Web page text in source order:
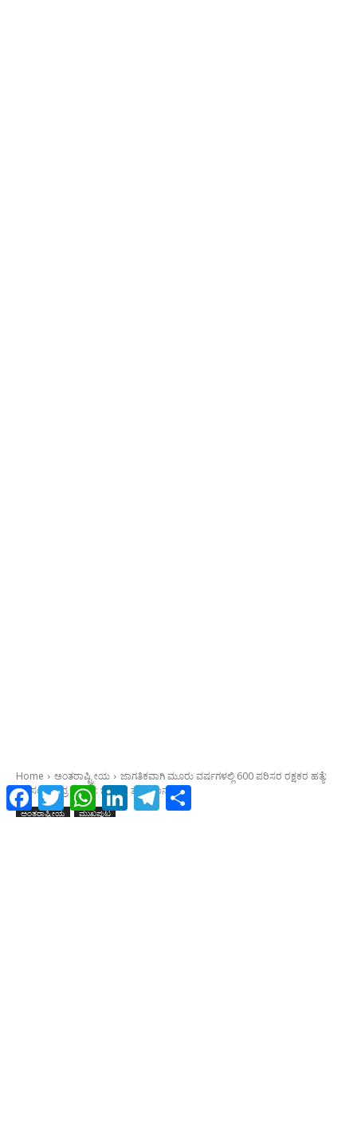
Facebook
TwitterWhatsApp
LinkedInTelegram